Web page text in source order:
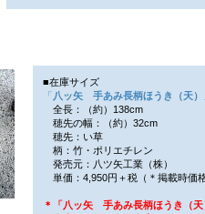
■在庫サイズ
「 八ッ矢 手あみ長柄ほうき（天）
全長：（約）138cm
穂先の幅：（約）32cm
穂先：い草
柄：竹・ポリエチレン
発売元：八ツ矢工業（株）
単価：4,950円＋税（＊掲載時価
＊「八ッ矢 手あみ長柄ほうき（天